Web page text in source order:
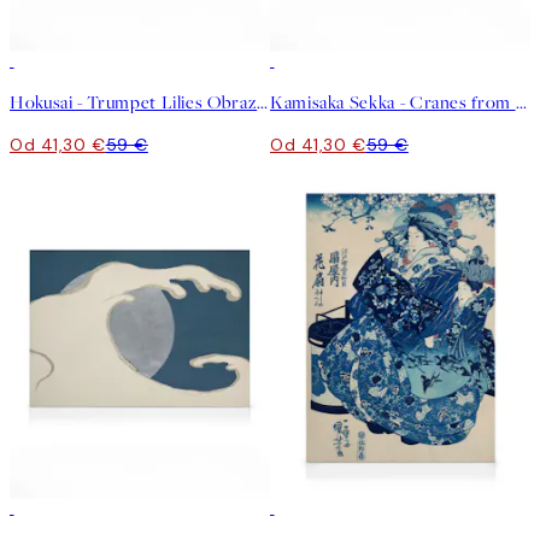
Hokusai - Trumpet Lilies Obraz na plátne
Od 41,30 €59 €
Kamisaka Sekka - Cranes from Momoyogusa Obraz na plátne
Od 41,30 €59 €